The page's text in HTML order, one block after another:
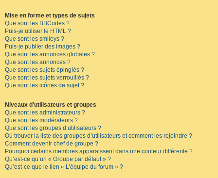
Mise en forme et types de sujets
Que sont les BBCodes ?
Puis-je utiliser le HTML ?
Que sont les smileys ?
Puis-je publier des images ?
Que sont les annonces globales ?
Que sont les annonces ?
Que sont les sujets épinglés ?
Que sont les sujets verrouillés ?
Que sont les icônes de sujet ?
Niveaux d’utilisateurs et groupes
Que sont les administrateurs ?
Que sont les modérateurs ?
Que sont les groupes d’utilisateurs ?
Où trouver la liste des groupes d’utilisateurs et comment les rejoindre ?
Comment devenir chef de groupe ?
Pourquoi certains membres apparaissent dans une couleur différente ?
Qu’est-ce qu’un « Groupe par défaut » ?
Qu’est-ce que le lien « L’équipe du forum » ?